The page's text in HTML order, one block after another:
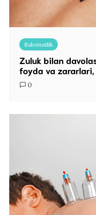
Salomatlik
Zuluk bilan
foyda va zararlari,
0